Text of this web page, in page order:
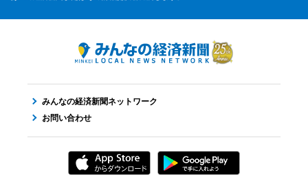
みんなの経済新聞ネットワーク
お問い合わせ